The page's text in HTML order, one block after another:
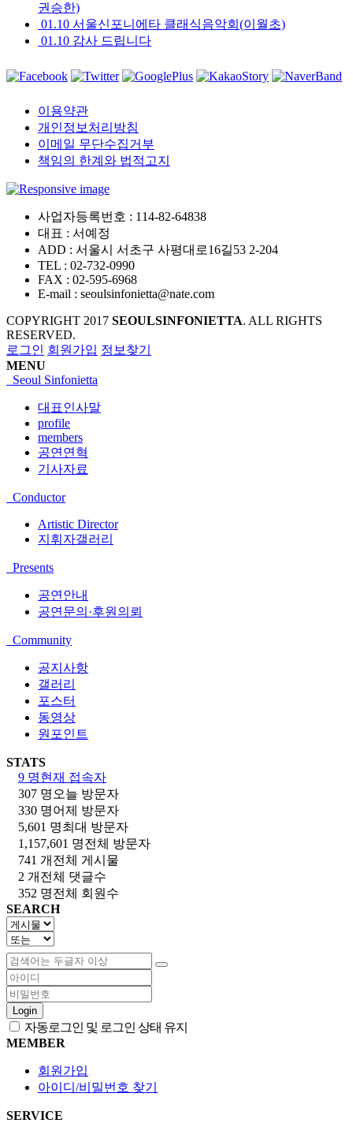
권승한)
01.10 서울신포니에타 클래식음악회(이월초)
01.10 감사 드립니다
이용약관
개인정보처리방침
이메일 무단수집거부
책임의 한계와 법적고지
사업자등록번호 : 114-82-64838
대표 : 서예정
ADD : 서울시 서초구 사평대로16길53 2-204
TEL : 02-732-0990
FAX : 02-595-6968
E-mail : seoulsinfonietta@nate.com
COPYRIGHT 2017 SEOULSINFONIETTA. ALL RIGHTS
RESERVED.
로그인 회원가입 정보찾기
MENU
Seoul Sinfonietta
대표인사말
profile
members
공연연혁
기사자료
Conductor
Artistic Director
지휘자갤러리
Presents
공연안내
공연문의·후원의뢰
Community
공지사항
갤러리
포스터
동영상
원포인트
STATS
9 명현재 접속자
307 명 오늘 방문자
330 명어제 방문자
5,601 명최대 방문자
1,157,601 명전체 방문자
741 개 전체 게시물
2 개 전체 댓글수
352 명전체 회원수
SEARCH
Login
자동로그인 및 로그인 상태 유지
MEMBER
회원가입
아이디/비밀번호 찾기
SERVICE